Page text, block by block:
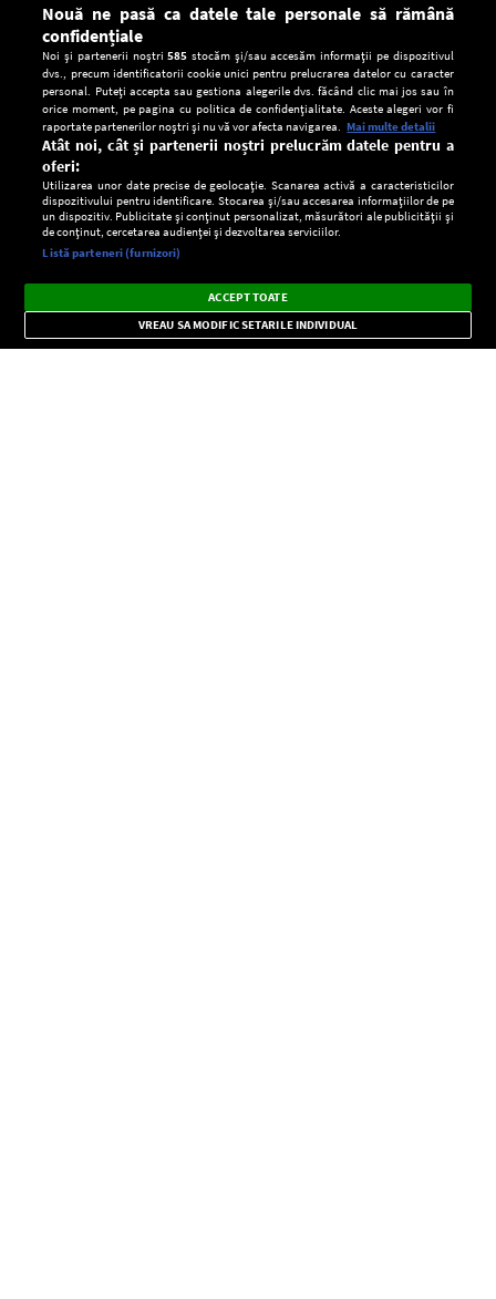
CONFIDENŢIALITATE
Setări:
Dark
Mode
Radio live, podcasturi, știri și alerte
importante.
×
Nouă ne pasă ca datele tale personale să rămână
confidențiale
Noi și partenerii noștri585 stocăm și/sau accesăm informații pe dispozitivul
dvs., precum identificatorii cookie unici pentru prelucrarea datelor cu caracter
personal. Puteți accepta sau gestiona alegerile dvs. făcând clic mai jos sau în
orice moment, pe pagina cu politica de confidențialitate. Aceste alegeri vor fi
raportate partenerilor noștri și nu vă vor afecta navigarea. Mai multe detalii
Atât noi, cât și partenerii noștri prelucrăm datele pentru a
oferi:
Utilizarea unor date precise de geolocație. Scanarea activă a caracteristicilor
dispozitivului pentru identificare. Stocarea și/sau accesarea informațiilor de pe
un dispozitiv. Publicitate și conținut personalizat, măsurători ale publicității și
de conținut, cercetarea audienței și dezvoltarea serviciilor.
Listă parteneri (furnizori)
ACCEPT TOATE
VREAU SA MODIFIC SETARILE INDIVIDUAL